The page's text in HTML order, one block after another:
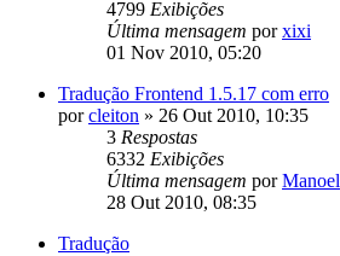
4799 Exibições
Última mensagem porxixi
01 Nov 2010, 05:20
Tradução Frontend 1.5.17 com erro
porcleiton » 26 Out 2010, 10:35
3 Respostas
6332 Exibições
Última mensagem porManoel
28 Out 2010, 08:35
Tradução